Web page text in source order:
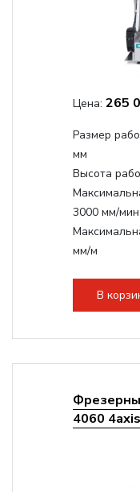
Цена: 265
Размер
мм
Высота
3000 мм/мин
мм/м
стандартно:
Цанговый
В
4060